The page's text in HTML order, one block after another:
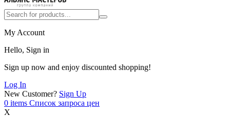
My Account
Hello, Sign in
Sign up now and enjoy discounted shopping!
Log In
New Customer? Sign Up
0 items Список запроса цен
X